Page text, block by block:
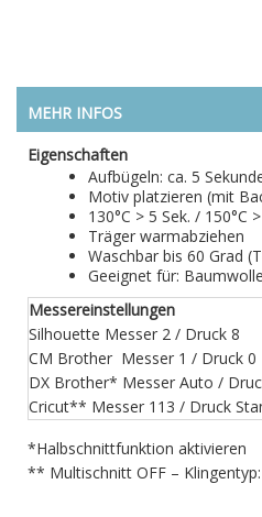
MEHR INFOS
Eigenschaften
Aufbügeln: ca. 5
Motiv platzieren (mit
130°C > 5 Sek. / 150°C
Träger warmabziehen
Waschbar bis 60 Grad
Geeignet für:
Messereinstellungen
Silhouette Messer 2 / Druck 8
CM Brother Messer 1 / Druck 0
DX Brother* Messer Auto /
Cricut** Messer 113 / Druck
*Halbschnittfunktion aktivieren
** Multischnitt OFF –